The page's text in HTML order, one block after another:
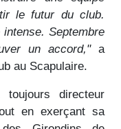
le futur du club.
Septembre
un accord,"a
au Scapulaire.
toujours directeur
en exerçant sa